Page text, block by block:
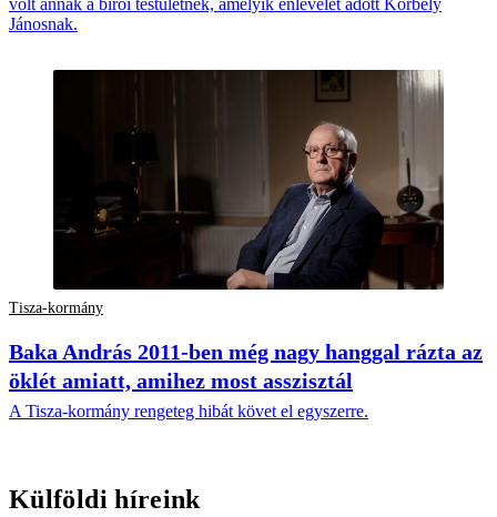
volt annak a bírói testületnek, amelyik enlevelet adott Korbely
Jánosnak.
Tisza-kormány
Baka András 2011-ben még nagy hanggal rázta az
öklét amiatt, amihez most asszisztál
A Tisza-kormány rengeteg hibát követ el egyszerre.
Külföldi híreink